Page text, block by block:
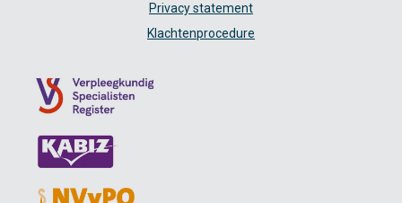
Privacy statement
Klachtenprocedure